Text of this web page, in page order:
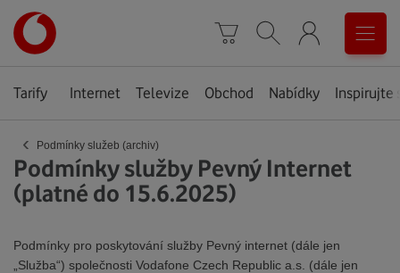
stránka
Košík
Vyhledávání
Menu
Tarify Internet Televize Obchod Nabídky Inspirujte
‹ Podmínky služeb (archiv)
Podmínky služby Pevný Internet
(platné do 15.6.2025)
Podmínky pro poskytování služby Pevný internet (dále jen
„Služba“) společnosti Vodafone Czech Republic a.s. (dále jen